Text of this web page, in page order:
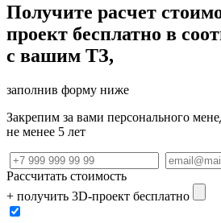
Получите расчет
проект бесплатно в
с вашим ТЗ,
заполнив форму ниже
Закрепим за вами персонального
не менее 5 лет
Рассчитать стоимость
+ получить 3D-проект бесплатно